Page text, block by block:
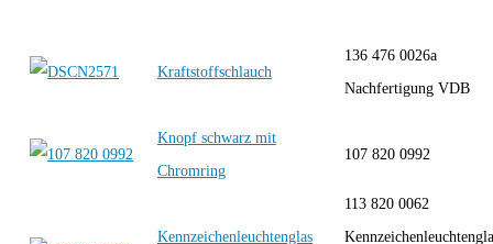
Kraftstoffschlauch
136 476 0026a
Nachfertigung VDB
Knopf schwarz mit
Chromring
107 820 0992
Kennzeichenleuchtenglas
113 820 0062